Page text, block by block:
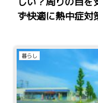
ず快適に熱中症対
暮らし